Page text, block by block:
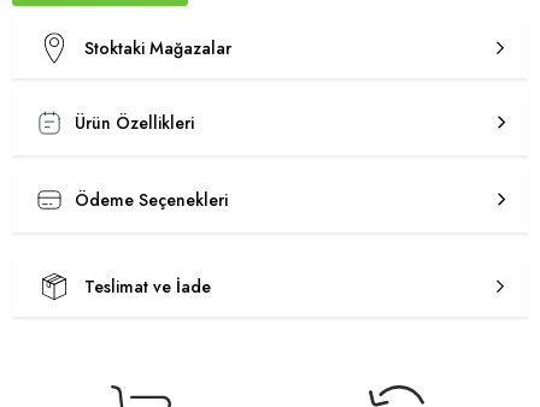
Stoktaki Mağazalar
Ürün Özellikleri
Ödeme Seçenekleri
Teslimat ve İade